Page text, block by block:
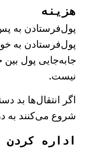
هزینه
پول‌فرستادن به
پول‌فرستادن به
جابه‌جایی پول
نیست.
اگر انتقال‌ها بد
شروع می‌کنند به
اداره کردن